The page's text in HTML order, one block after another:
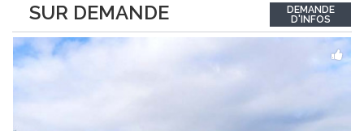
SUR DEMANDE
station et les sommets qui l'encadrent, un spectacle qui change
au fil des saisons. Avec...
DEMANDE
D'INFOS